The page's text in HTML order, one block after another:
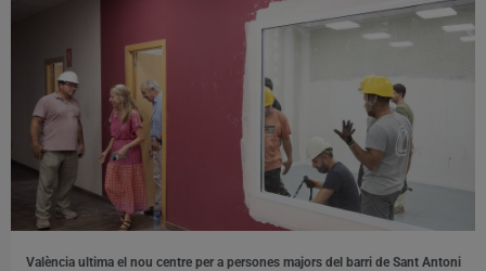
València ultima el nou centre per a persones majors del barri de Sant Antoni